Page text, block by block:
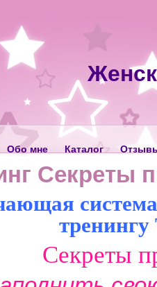
Обо мне Каталог
Секреты
Секреты